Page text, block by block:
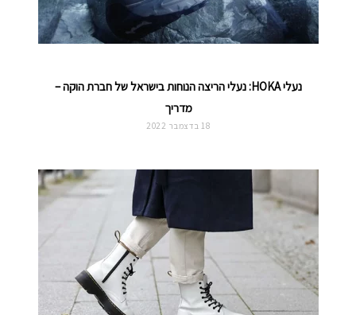
נעלי HOKA: נעלי הריצה הנוחות בישראל של חברת הוקה –
מדריך
18 בדצמבר 2022